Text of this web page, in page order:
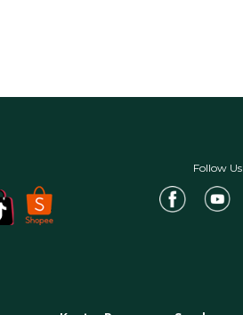
Follow Us